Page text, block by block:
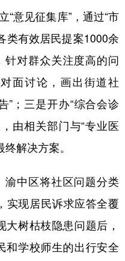
意见征集库”，通过“市
类有效居民提案1000余
针对群众关注度高的问
面讨论，画出街道社
”；三是开办“综合会诊
由相关部门与“专业医
解决方案。
中区将社区问题分类
实现居民诉求应答全覆
树枯枝隐患问题后，
和学校师生的出行安全